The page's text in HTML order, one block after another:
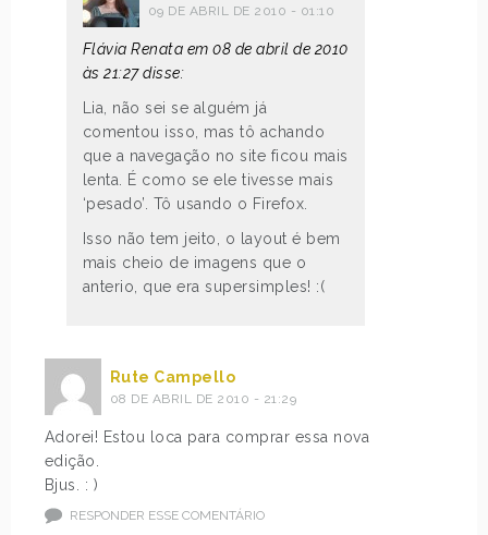
09 DE ABRIL DE 2010 - 01:10
Flávia Renata em 08 de abril de 2010
às 21:27 disse:
Lia, não sei se alguém já
comentou isso, mas tô achando
que a navegação no site ficou mais
lenta. É como se ele tivesse mais
‘pesado’. Tô usando o Firefox.
Isso não tem jeito, o layout é bem
mais cheio de imagens que o
anterio, que era supersimples! :(
Rute Campello
08 DE ABRIL DE 2010 - 21:29
Adorei! Estou loca para comprar essa nova
edição.
Bjus. : )
RESPONDER ESSE COMENTÁRIO